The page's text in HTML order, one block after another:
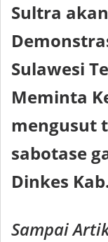
Sultra
Sulawesi
Meminta
mengusut
sabotase
Dinkes
Sampai